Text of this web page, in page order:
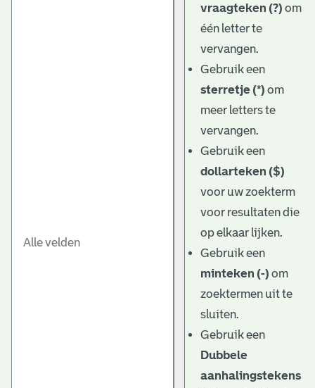
vraagteken (?) om
één letter te
vervangen.
Gebruik een
sterretje (*) om
meer letters te
vervangen.
Gebruik een
dollarteken ($)
voor uw zoekterm
voor resultaten die
op elkaar lijken.
Gebruik een
minteken (-) om
zoektermen uit te
sluiten.
Gebruik een
Dubbele
aanhalingstekens